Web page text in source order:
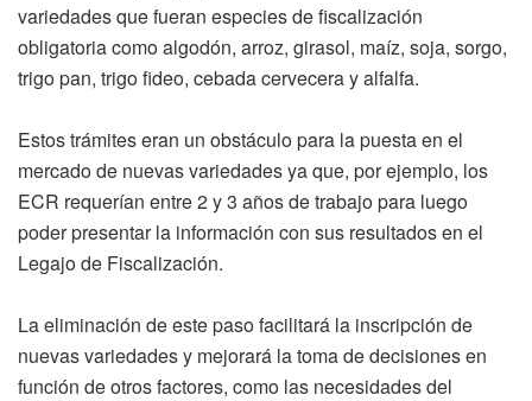
variedades que fueran especies de fiscalización
obligatoria como algodón, arroz, girasol, maíz, soja, sorgo,
trigo pan, trigo fideo, cebada cervecera y alfalfa.
Estos trámites eran un obstáculo para la puesta en el
mercado de nuevas variedades ya que, por ejemplo, los
ECR requerían entre 2 y 3 años de trabajo para luego
poder presentar la información con sus resultados en el
Legajo de Fiscalización.
La eliminación de este paso facilitará la inscripción de
nuevas variedades y mejorará la toma de decisiones en
función de otros factores, como las necesidades del